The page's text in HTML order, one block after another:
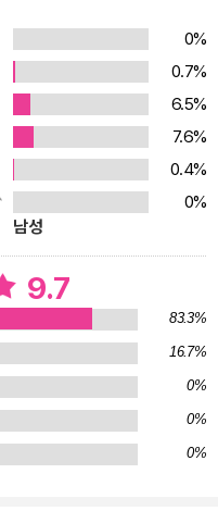
0%
0.7%
6.5%
7.6%
0.4%
0%
남성
9.7
83.3%
16.7%
0%
0%
0%